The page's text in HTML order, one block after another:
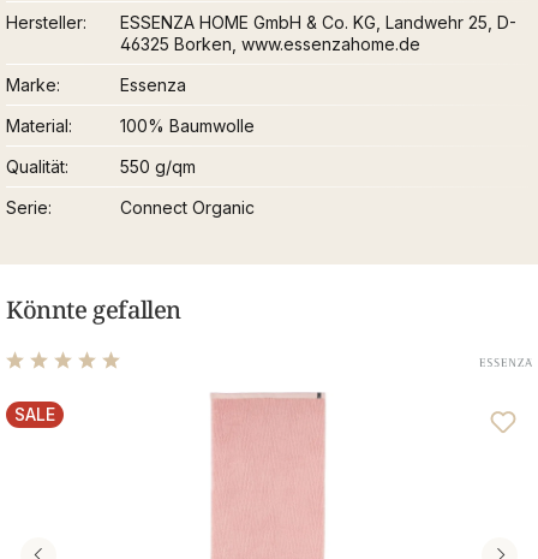
Hersteller
ESSENZA HOME GmbH & Co. KG, Landwehr 25, D-
46325 Borken, www.essenzahome.de
Marke
Essenza
Material
100% Baumwolle
Qualität
550 g/qm
Serie
Connect Organic
Könnte gefallen
Durchschnittliche Bewertung von 5 von 5 Sternen
RABATT
SALE